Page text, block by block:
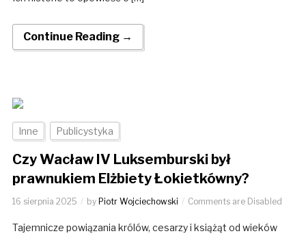
Continue Reading →
Inne Publicystyka
Czy Wacław IV Luksemburski był
prawnukiem Elżbiety Łokietkówny?
16 sierpnia 2025 by Piotr Wojciechowski Comments are Disabled
Tajemnicze powiązania królów, cesarzy i książąt od wieków